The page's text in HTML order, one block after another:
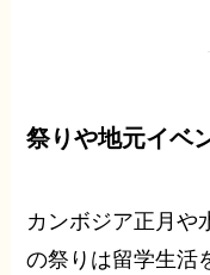
祭りや地元イベ
カンボジア正月や
の祭りは留学生活